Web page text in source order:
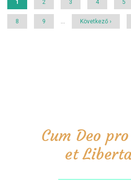
Jelenlegi
1 Page
2 Page
3 Page
4 5
Page
8 Page
9
Következő
Következő ›
Cum Deo
et